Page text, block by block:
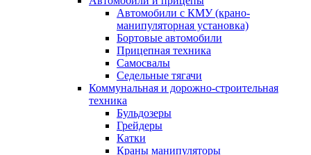
Автомобили с КМУ (крано-
манипуляторная установка)
Бортовые автомобили
Прицепная техника
Самосвалы
Седельные тягачи
Коммунальная и дорожно-строительная
техника
Бульдозеры
Грейдеры
Катки
Краны манипуляторы